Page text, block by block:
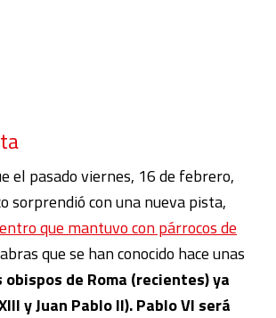
el pasado viernes, 16 de febrero,
sorprendió con una nueva pista,
que mantuvo con párrocos de
que se han conocido hace unas
obispos de Roma (recientes) ya
y Juan Pablo II). Pablo VI será